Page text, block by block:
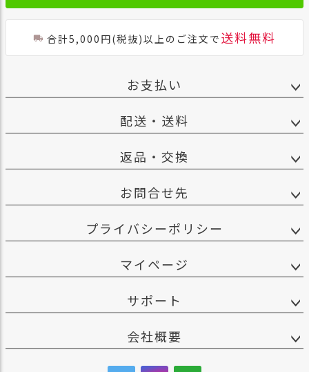
合計5,000円(税抜)以上のご注文で 送料無料
お支払い
配送・送料
返品・交換
お問合せ先
プライバシーポリシー
マイページ
サポート
会社概要